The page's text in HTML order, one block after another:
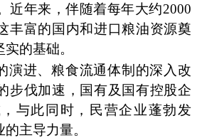
近年来，伴随着每年大约2000
丰富的国内和进口粮油资源奠
的基础。
演进、粮食流通体制的深入改
步伐加速，国有及国有控股企
与此同时，民营企业蓬勃发
主导力量。